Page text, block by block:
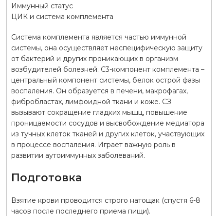
Иммунный статус
ЦИК и система комплемента
Система комплемента является частью иммунной
системы, она осуществляет неспецифическую защиту
от бактерий и других проникающих в организм
возбудителей болезней. С3-компонент комплемента –
центральный компонент системы, белок острой фазы
воспаления. Он образуется в печени, макрофагах,
фибробластах, лимфоидной ткани и коже. СЗ
вызывают сокращение гладких мышц, повышение
проницаемости сосудов и высвобождение медиатора
из тучных клеток тканей и других клеток, участвующих
в процессе воспаления. Играет важную роль в
развитии аутоиммунных заболеваний.
Подготовка
Взятие крови проводится строго натощак (спустя 6-8
часов после последнего приема пищи).